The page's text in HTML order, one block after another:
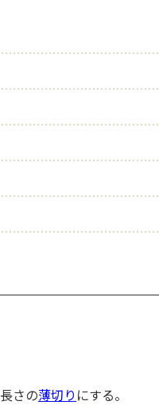
さの薄切り にする。